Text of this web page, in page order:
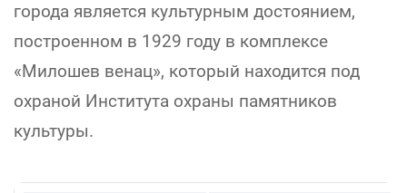
города является культурным достоянием,
построенном в 1929 году в комплексе
«Милошев венац», который находится под
охраной Института охраны памятников
культуры.